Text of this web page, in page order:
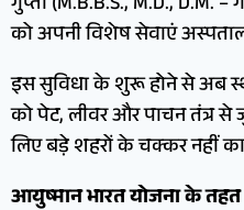
को अपनी विशेष सेवाएं
इस सुविधा के शुरू होने से अब
को पेट, लीवर और पाचन तंत्र से
लिए बड़े शहरों के चक्कर नहीं
आयुष्मान भारत योजना के